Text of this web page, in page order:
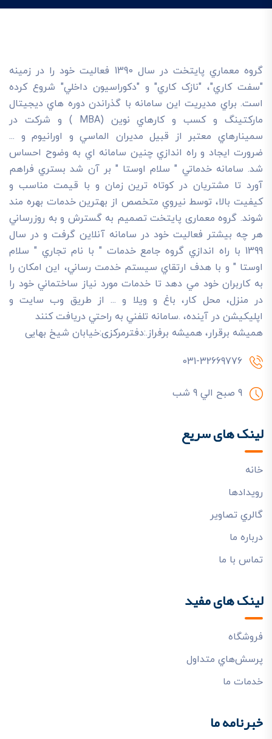
گروه معماري پايتخت در سال 1390 فعاليت خود را در زمينه
"سفت کاري"، "نازک کاري" و "دکوراسيون داخلي" شروع کرده
است. براي مديريت اين سامانه با گذراندن دوره هاي ديجيتال
مارکتينگ و کسب و کارهاي نوين (MBA ) و شرکت در
سمينارهاي معتبر از قبيل مديران الماسي و اورانيوم و ...
ضرورت ايجاد و راه اندازي چنين سامانه اي به وضوح احساس
شد. سامانه خدماتي " سلام اوستا " بر آن شد بستري فراهم
آورد تا مشتريان در کوتاه ترين زمان و با قيمت مناسب و
کيفيت بالا، توسط نيروي متخصص از بهترين خدمات بهره مند
شوند. گروه معماری پایتخت تصميم به گسترش و به روزرساني
هر چه بيشتر فعاليت خود در سامانه آنلاين گرفت و در سال
1399 با راه اندازي گروه جامع خدمات " با نام تجاري " سلام
اوستا " و با هدف ارتقاي سيستم خدمت رساني، اين امکان را
به کاربران خود مي دهد تا خدمات مورد نياز ساختماني خود را
در منزل، محل کار، باغ و ويلا و ... از طريق وب سايت و
اپليکيشن در آينده، .سامانه تلفني به راحتي دريافت کنند
هميشه برقرار، هميشه برفراز.:دفترمرکزی:خیابان شیخ بهایی
031-32669776
9 صبح الي 9 شب
لینک های سریع
خانه
رويدادها
گالري تصاوير
درباره ما
تماس با ما
لینک های مفید
فروشگاه
پرسش‌هاي متداول
خدمات ما
خبرنامه ما